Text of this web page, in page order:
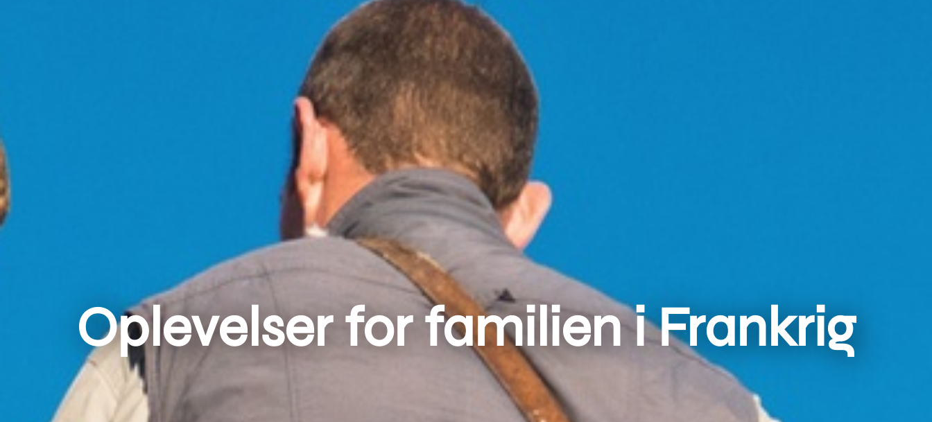
Oplevelser for familien i Frankrig